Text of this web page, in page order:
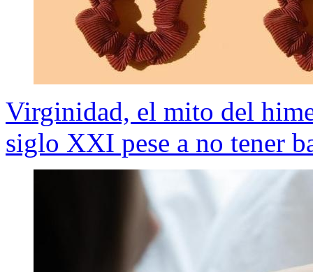
Virginidad, el mito del
siglo XXI pese a no tener